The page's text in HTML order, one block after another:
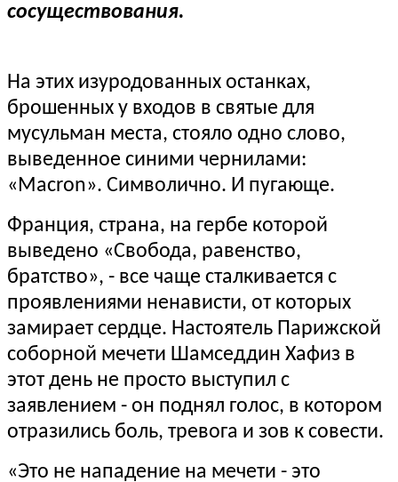
сосуществования.
На этих изуродованных останках,
брошенных у входов в святые для
мусульман места, стояло одно слово,
выведенное синими чернилами:
«Macron». Символично. И пугающе.
Франция, страна, на гербе которой
выведено «Свобода, равенство,
братство», - все чаще сталкивается с
проявлениями ненависти, от которых
замирает сердце. Настоятель Парижской
соборной мечети Шамседдин Хафиз в
этот день не просто выступил с
заявлением - он поднял голос, в котором
отразились боль, тревога и зов к совести.
«Это не нападение на мечети - это